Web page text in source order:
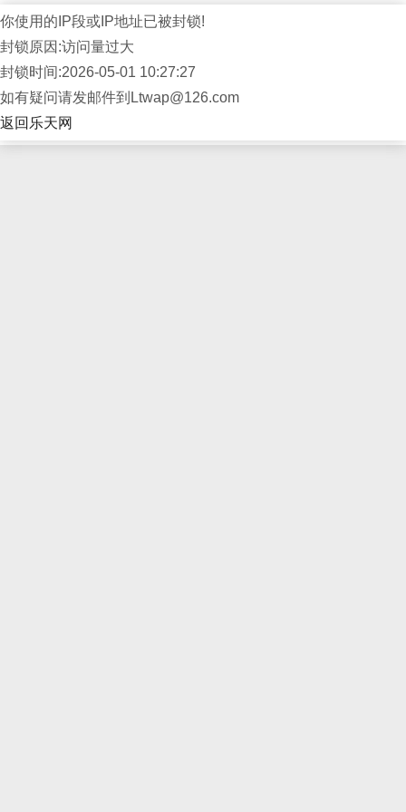
你使用的IP段或IP地址已被封锁!
封锁原因:访问量过大
封锁时间:2026-05-01 10:27:27
如有疑问请发邮件到Ltwap@126.com
返回乐天网